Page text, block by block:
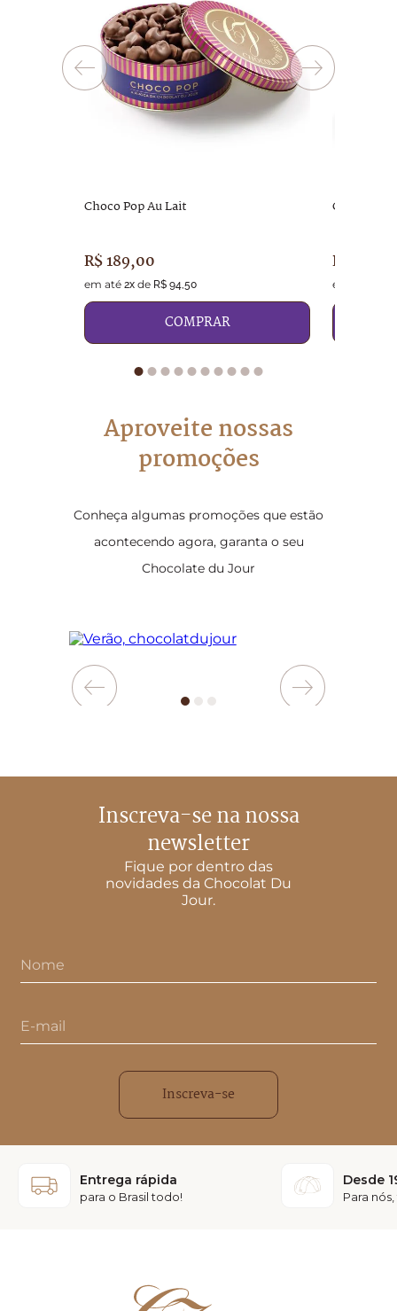
Choco Pop Au Lait
R$189,00
em até 2x de R$ 94,50
COMPRAR
Choco Pop
R$
em até
Aproveite nossas
promoções
Conheça algumas promoções que estão
acontecendo agora, garanta o seu
Chocolate du Jour
Inscreva-se na nossa
newsletter
Fique por dentro das
novidades da Chocolat Du
Jour.
Inscreva-se
Entrega rápida
para o Brasil todo!
Desde
Para
9º
chocolates
10º abricot